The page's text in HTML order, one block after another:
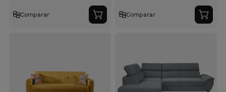
Comparar
Adicionar
ao
Comparar
ao